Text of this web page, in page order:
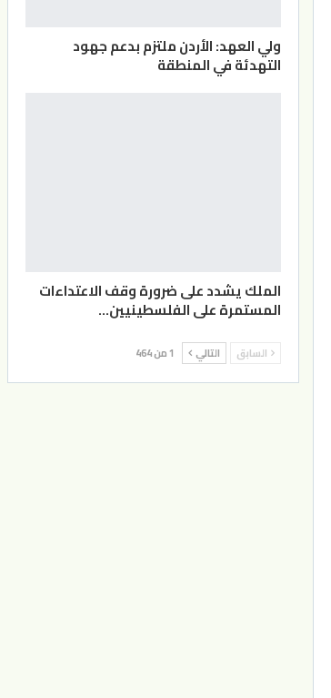
ولي العهد: الأردن ملتزم بدعم جهود
التهدئة في المنطقة
الملك يشدد على ضرورة وقف الاعتداءات
المستمرة على الفلسطينيين…
السابق التالي 1 من 464